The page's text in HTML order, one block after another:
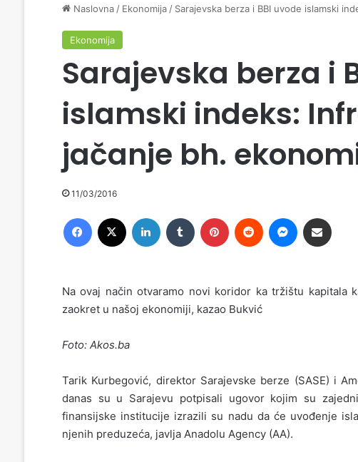
Naslovna / Ekonomija / Sarajevska berza i BBI uvode islamski
Ekonomija
Sarajevska berza i
islamski indeks:
jačanje bh.
11/03/2016
Na ovaj način otvaramo novi koridor ka tržištu kapitala
zaokret u našoj ekonomiji, kazao Bukvić
Foto: Akos.ba
Tarik Kurbegović, direktor Sarajevske berze (SASE) i
danas su u Sarajevu potpisali ugovor kojim su
finansijske institucije izrazili su nadu da će uvođenje
njenih preduzeća, javlja Anadolu Agency (AA).